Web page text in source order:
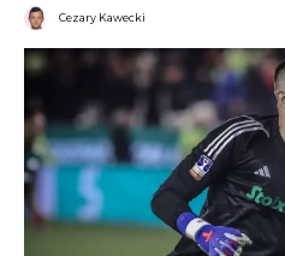
Cezary Kawecki